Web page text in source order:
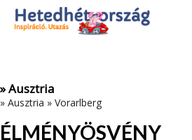
Az oldal sütiket (cookies) használ.
Adatvédelmi tájékoztató
» Ausztria
» Ausztria » Vorarlberg
ÉLMÉNYÖSVÉNY